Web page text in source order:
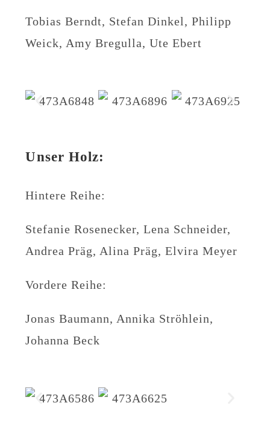
Tobias Berndt, Stefan Dinkel, Philipp
Weick, Amy Bregulla, Ute Ebert
Unser Holz:
Hintere Reihe:
Stefanie Rosenecker, Lena Schneider,
Andrea Präg, Alina Präg, Elvira Meyer
Vordere Reihe:
Jonas Baumann, Annika Ströhlein,
Johanna Beck